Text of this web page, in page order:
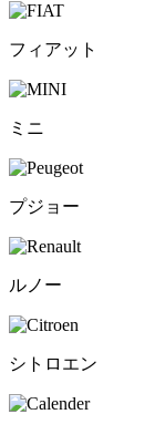
フィアット
ミニ
プジョー
ルノー
シトロエン